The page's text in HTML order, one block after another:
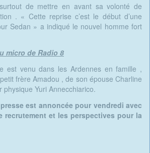
de mettre en avant sa volonté de
. « Cette reprise c’est le début d’une
Sedan » a indiqué le nouvel homme fort
micro de Radio 8
est venu dans les Ardennes en famille ,
frère Amadou , de son épouse Charline
Yuri Annecchiarico.
est annoncée pour vendredi avec
recrutement et les perspectives pour la